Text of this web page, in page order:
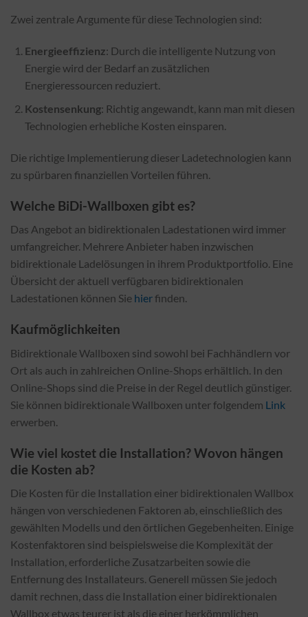
Zwei zentrale Argumente für diese Technologien sind:
Energieeffizienz: Durch die intelligente Nutzung von
Energie wird der Bedarf an zusätzlichen
Energieressourcen reduziert.
Kostensenkung: Richtig angewandt, kann man mit diesen
Technologien erhebliche Kosten einsparen.
Die richtige Implementierung dieser Ladetechnologien kann
zu spürbaren finanziellen Vorteilen führen.
Welche BiDi-Wallboxen gibt es?
Das Angebot an bidirektionalen Ladestationen wird immer
umfangreicher. Mehrere Anbieter haben inzwischen
bidirektionale Ladelösungen in ihrem Produktportfolio. Eine
Übersicht der aktuell verfügbaren bidirektionalen
Ladestationen können Sie hierfinden.
Kaufmöglichkeiten
Bidirektionale Wallboxen sind sowohl bei Fachhändlern vor
Ort als auch in zahlreichen Online-Shops erhältlich. In den
Online-Shops sind die Preise in der Regel deutlich günstiger.
Sie können bidirektionale Wallboxen unter folgendem Link
erwerben.
Wie viel kostet die Installation? Wovon hängen
die Kosten ab?
Die Kosten für die Installation einer bidirektionalen Wallbox
hängen von verschiedenen Faktoren ab, einschließlich des
gewählten Modells und den örtlichen Gegebenheiten. Einige
Kostenfaktoren sind beispielsweise die Komplexität der
Installation, erforderliche Zusatzarbeiten sowie die
Entfernung des Installateurs. Generell müssen Sie jedoch
damit rechnen, dass die Installation einer bidirektionalen
Wallbox etwas teurer ist als die einer herkömmlichen